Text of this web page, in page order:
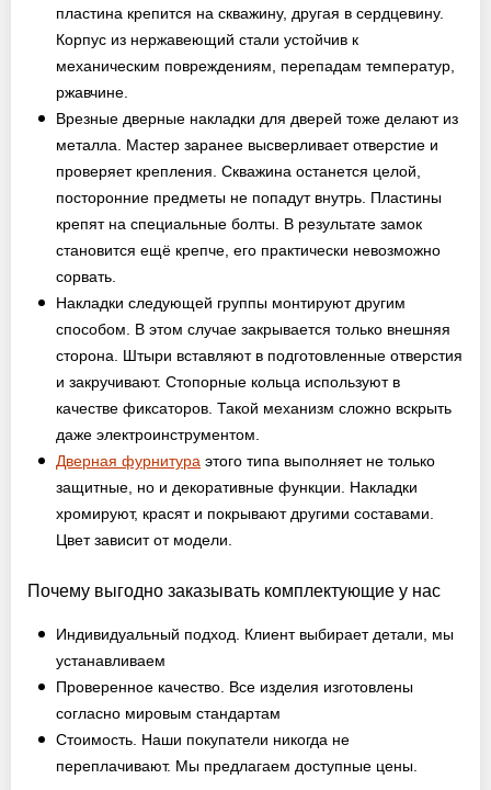
пластина крепится на скважину, другая в сердцевину.
Корпус из нержавеющий стали устойчив к
механическим повреждениям, перепадам температур,
ржавчине.
Врезные дверные накладки для дверей тоже делают из
металла. Мастер заранее высверливает отверстие и
проверяет крепления. Скважина останется целой,
посторонние предметы не попадут внутрь. Пластины
крепят на специальные болты. В результате замок
становится ещё крепче, его практически невозможно
сорвать.
Накладки следующей группы монтируют другим
способом. В этом случае закрывается только внешняя
сторона. Штыри вставляют в подготовленные отверстия
и закручивают. Стопорные кольца используют в
качестве фиксаторов. Такой механизм сложно вскрыть
даже электроинструментом.
Дверная фурнитура этого типа выполняет не только
защитные, но и декоративные функции. Накладки
хромируют, красят и покрывают другими составами.
Цвет зависит от модели.
Почему выгодно заказывать комплектующие у нас
Индивидуальный подход. Клиент выбирает детали, мы
устанавливаем
Проверенное качество. Все изделия изготовлены
согласно мировым стандартам
Стоимость. Наши покупатели никогда не
переплачивают. Мы предлагаем доступные цены.